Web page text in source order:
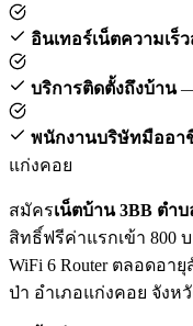
อินเทอร์เน็ตความเร็ว
บริการติดตั้งถึงบ้าน—
พนักงานบริษัทมืออา
แก่งคอย
สมัครเน็ตบ้าน 3BB ตำ
สิทธิ์ฟรีค่าแรกเข้า 800
WiFi 6 Router ตลอดอ
ป่า อำเภอแก่งคอย จังห